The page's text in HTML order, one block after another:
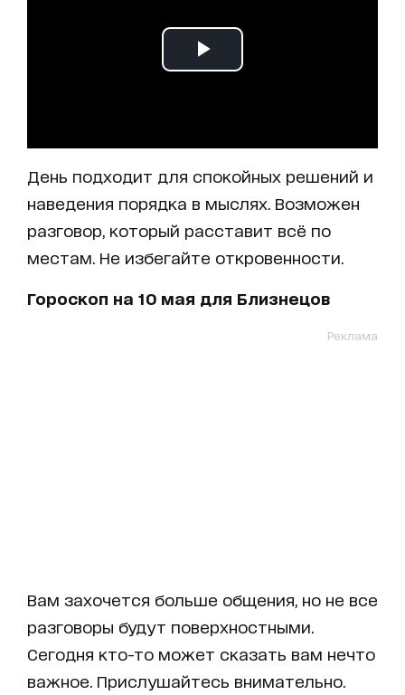
День подходит для спокойных решений и
наведения порядка в мыслях. Возможен
разговор, который расставит всё по
местам. Не избегайте откровенности.
Гороскоп на 10 мая для Близнецов
Реклама
Вам захочется больше общения, но не все
разговоры будут поверхностными.
Сегодня кто-то может сказать вам нечто
важное. Прислушайтесь внимательно.